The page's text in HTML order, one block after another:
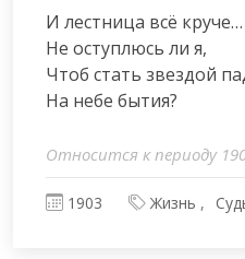
И лестница всё круче…
Не оступлюсь ли я,
Чтоб стать звездой
На небе бытия?
Относится к периоду
1903 Жизнь